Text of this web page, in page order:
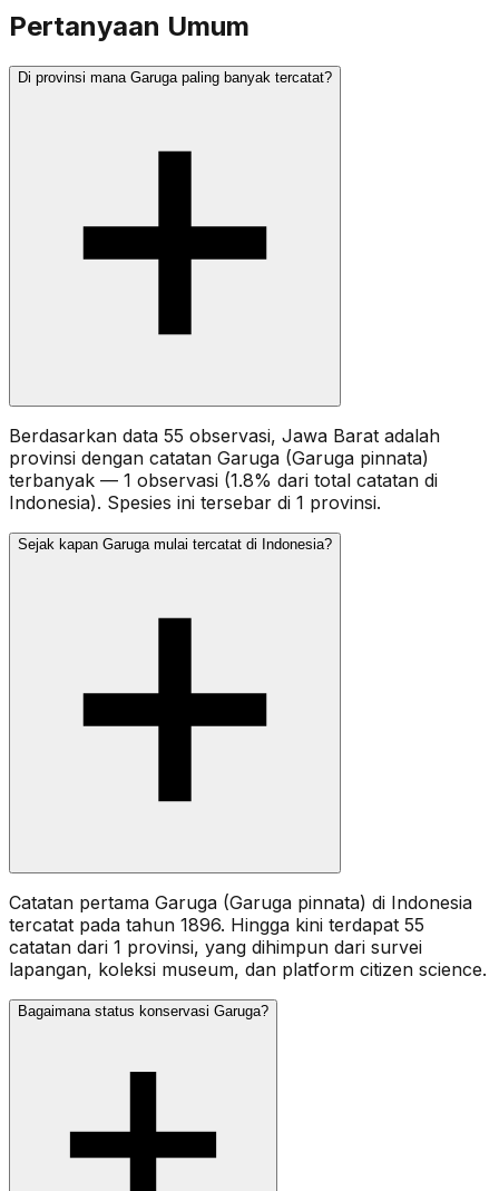
Pertanyaan Umum
Di provinsi mana Garuga paling banyak tercatat?
Berdasarkan data 55 observasi, Jawa Barat adalah
provinsi dengan catatan Garuga (Garuga pinnata)
terbanyak — 1 observasi (1.8% dari total catatan di
Indonesia). Spesies ini tersebar di 1 provinsi.
Sejak kapan Garuga mulai tercatat di Indonesia?
Catatan pertama Garuga (Garuga pinnata) di Indonesia
tercatat pada tahun 1896. Hingga kini terdapat 55
catatan dari 1 provinsi, yang dihimpun dari survei
lapangan, koleksi museum, dan platform citizen science.
Bagaimana status konservasi Garuga?